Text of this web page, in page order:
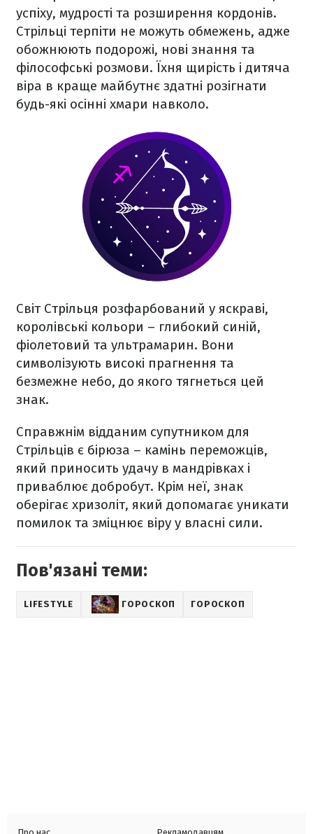
успіху, мудрості та розширення кордонів.
Стрільці терпіти не можуть обмежень, адже
обожнюють подорожі, нові знання та
філософські розмови. Їхня щирість і дитяча
віра в краще майбутнє здатні розігнати
будь-які осінні хмари навколо.
Світ Стрільця розфарбований у яскраві,
королівські кольори – глибокий синій,
фіолетовий та ультрамарин. Вони
символізують високі прагнення та
безмежне небо, до якого тягнеться цей
знак.
Справжнім відданим супутником для
Стрільців є бірюза – камінь переможців,
який приносить удачу в мандрівках і
приваблює добробут. Крім неї, знак
оберігає хризоліт, який допомагає уникати
помилок та зміцнює віру у власні сили.
Пов'язані теми:
LIFESTYLE ГОРОСКОП ГОРОСКОП